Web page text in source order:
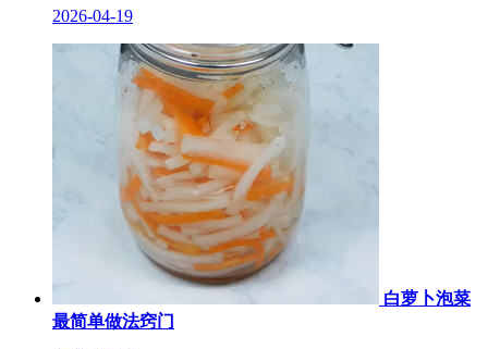
2026-04-19
白萝卜泡菜
最简单做法窍门